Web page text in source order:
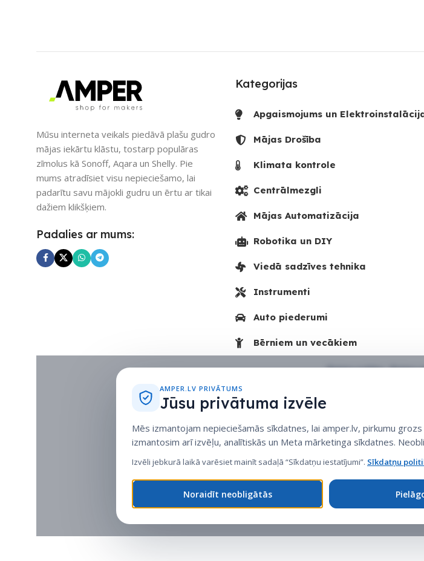
SKAITS
Mūsu interneta veikals piedāvā plašu gudro
mājas iekārtu klāstu, tostarp populāras
zīmolus kā Sonoff, Aqara un Shelly. Pie
mums atradīsiet visu nepieciešamo, lai
padarītu savu mājokli gudru un ērtu ar tikai
dažiem klikšķiem.
Padalies ar mums:
Kategorijas
Apgaismojums un
Mājas Drošība
Klimata kontrole
Centrālmezgli
Mājas Automatizācija
Robotika un DIY
Viedā sadzīves tehnika
Instrumenti
Auto piederumi
Bērniem un vecākiem
AMPER.LV PRIVĀTUMS
Jūsu privātuma izvēle
Mēs izmantojam nepieciešamās sīkdatnes, lai amper.lv, pirkumu
izmantosim arī izvēļu, analītiskās un Meta mārketinga sīkdatnes.
Izvēli jebkurā laikā varēsiet mainīt sadaļā “Sīkdatņu iestatījumi”. Sīkdatņu
Noraidīt neobligātās
Sīkdatņu politika• Sīkdatņu